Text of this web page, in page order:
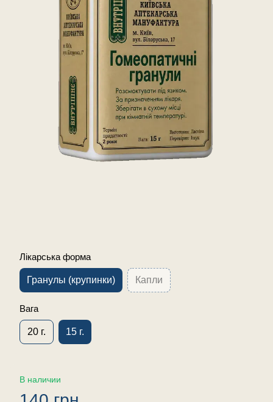
Лікарська форма
Гранулы (крупинки) Капли
Вага
20 г. 15 г.
В наличии